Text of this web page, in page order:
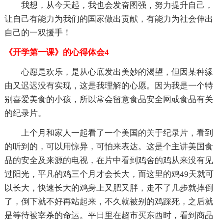
我想，从今天起，我也会发奋图强，努力提升自己，
让自己有能力为我们的国家做出贡献，有能力为社会伸出
自己的一双援手！
《开学第一课》的心得体会4
心愿是欢乐，是从心底发出美妙的渴望，但因某种缘
由又迟迟没有实现，这是我理解的心愿。因为我是一个特
别喜爱美食的小孩，所以常会留意食品安全网或食品有关
的纪录片。
上个月和家人一起看了一个美国的关于纪录片，看到
的听到的，可以用惊异，可怕来表达。这是个主讲美国食
品的安全及来源的电视，在片中看到鸡舍的鸡从来没有见
过阳光，平凡的鸡三个月才会长大，而这里的鸡49天就可
以长大，快速长大的鸡身上又肥又胖，走不了几步就摔倒
了，倒下就不好再站起来，不久就被别的鸡踩死，之后就
是等待被宰杀的命运。平日里在超市买东西时，看到商品